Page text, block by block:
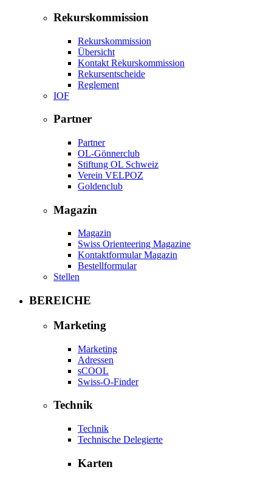
Rekurskommission
Rekurskommission
Übersicht
Kontakt Rekurskommission
Rekursentscheide
Reglement
IOF
Partner
Partner
OL-Gönnerclub
Stiftung OL Schweiz
Verein VELPOZ
Goldenclub
Magazin
Magazin
Swiss Orienteering Magazine
Kontaktformular Magazin
Bestellformular
Stellen
BEREICHE
Marketing
Marketing
Adressen
sCOOL
Swiss-O-Finder
Technik
Technik
Technische Delegierte
Karten